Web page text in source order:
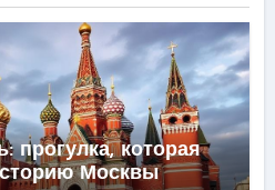
прогулка, которая
Москвы